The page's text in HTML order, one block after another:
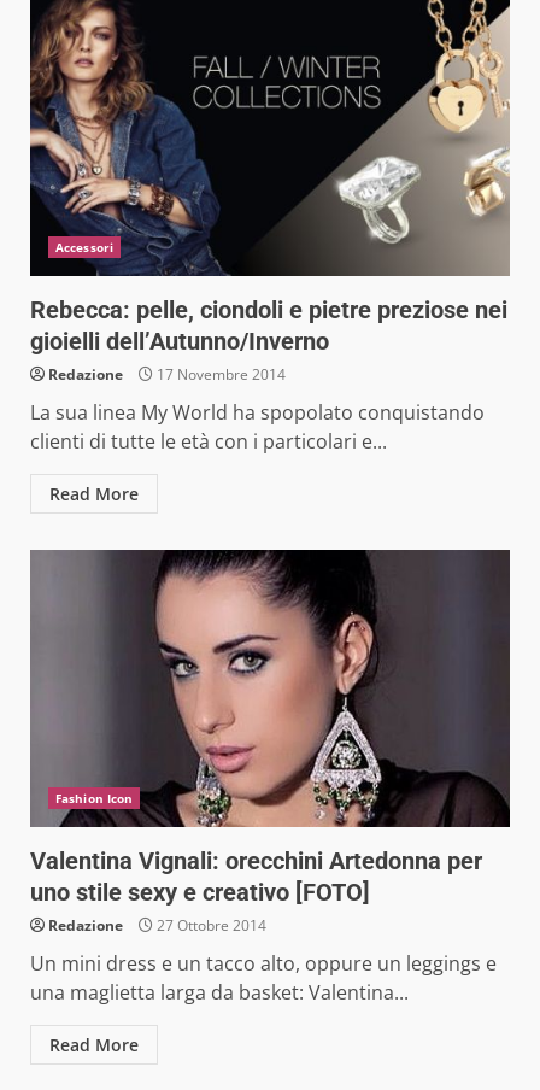
Accessori
Rebecca: pelle, ciondoli e pietre preziose nei
gioielli dell’Autunno/Inverno
Redazione 17 Novembre 2014
La sua linea My World ha spopolato conquistando
clienti di tutte le età con i particolari e...
Read More
Fashion Icon
Valentina Vignali: orecchini Artedonna per
uno stile sexy e creativo [FOTO]
Redazione 27 Ottobre 2014
Un mini dress e un tacco alto, oppure un leggings e
una maglietta larga da basket: Valentina...
Read More